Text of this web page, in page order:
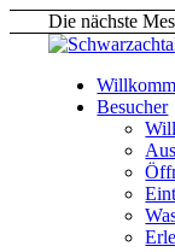
Die nächste
Besucher